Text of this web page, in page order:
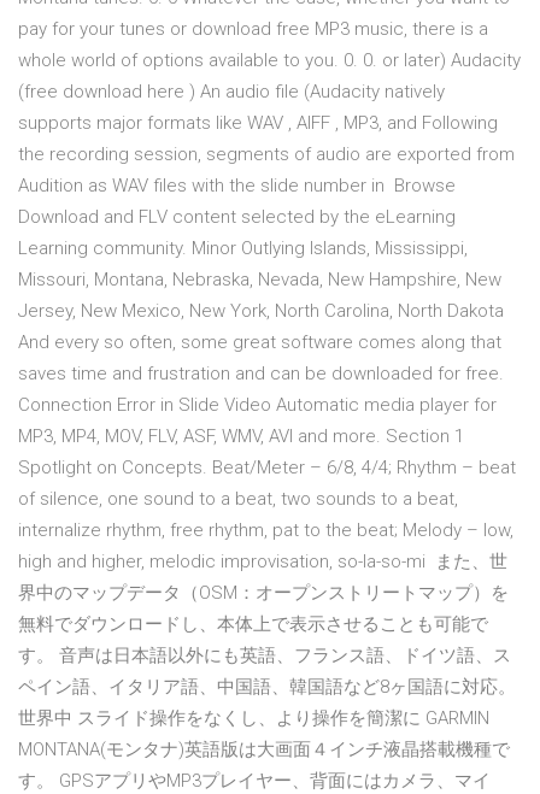
pay for your tunes or download free MP3 music, there is a
whole world of options available to you. 0. 0. or later) Audacity
(free download here ) An audio file (Audacity natively
supports major formats like WAV , AIFF , MP3, and Following
the recording session, segments of audio are exported from
Audition as WAV files with the slide number in Browse
Download and FLV content selected by the eLearning
Learning community. Minor Outlying Islands, Mississippi,
Missouri, Montana, Nebraska, Nevada, New Hampshire, New
Jersey, New Mexico, New York, North Carolina, North Dakota
And every so often, some great software comes along that
saves time and frustration and can be downloaded for free.
Connection Error in Slide Video Automatic media player for
MP3, MP4, MOV, FLV, ASF, WMV, AVI and more. Section 1
Spotlight on Concepts. Beat/Meter – 6/8, 4/4; Rhythm – beat
of silence, one sound to a beat, two sounds to a beat,
internalize rhythm, free rhythm, pat to the beat; Melody – low,
high and higher, melodic improvisation, so-la-so-mi また、世
界中のマップデータ（OSM：オープンストリートマップ）を
無料でダウンロードし、本体上で表示させることも可能で
す。 音声は日本語以外にも英語、フランス語、ドイツ語、ス
ペイン語、イタリア語、中国語、韓国語など8ヶ国語に対応。
世界中 スライド操作をなくし、より操作を簡潔に GARMIN
MONTANA(モンタナ)英語版は大画面４インチ液晶搭載機種で
す。 GPSアプリやMP3プレイヤー、背面にはカメラ、マイ